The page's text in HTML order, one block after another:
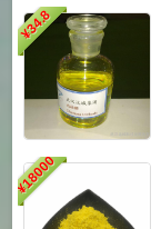
¥
34.8
¥
18000